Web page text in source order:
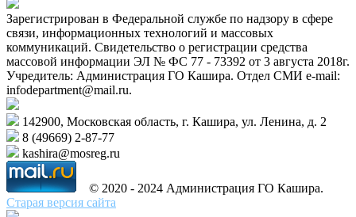
Зарегистрирован в Федеральной службе по надзору в сфере
связи, информационных технологий и массовых
коммуникаций. Свидетельство о регистрации средства
массовой информации ЭЛ № ФС 77 - 73392 от 3 августа 2018г.
Учредитель: Администрация ГО Кашира. Отдел СМИ e-mail:
infodepartment@mail.ru.
142900, Московская область, г. Кашира, ул. Ленина, д. 2
8 (49669) 2-87-77
kashira@mosreg.ru
© 2020 - 2024 Администрация ГО Кашира.
Старая версия сайта